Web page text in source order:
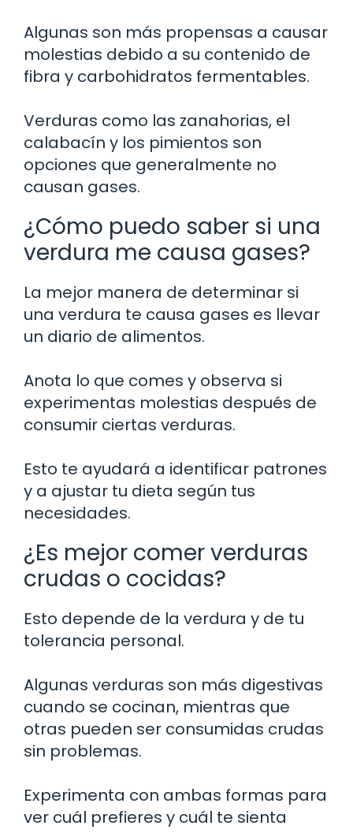
Algunas son más propensas a causar
molestias debido a su contenido de
fibra y carbohidratos fermentables.
Verduras como las zanahorias, el
calabacín y los pimientos son
opciones que generalmente no
causan gases.
¿Cómo puedo saber si una
verdura me causa gases?
La mejor manera de determinar si
una verdura te causa gases es llevar
un diario de alimentos.
Anota lo que comes y observa si
experimentas molestias después de
consumir ciertas verduras.
Esto te ayudará a identificar patrones
y a ajustar tu dieta según tus
necesidades.
¿Es mejor comer verduras
crudas o cocidas?
Esto depende de la verdura y de tu
tolerancia personal.
Algunas verduras son más digestivas
cuando se cocinan, mientras que
otras pueden ser consumidas crudas
sin problemas.
Experimenta con ambas formas para
ver cuál prefieres y cuál te sienta